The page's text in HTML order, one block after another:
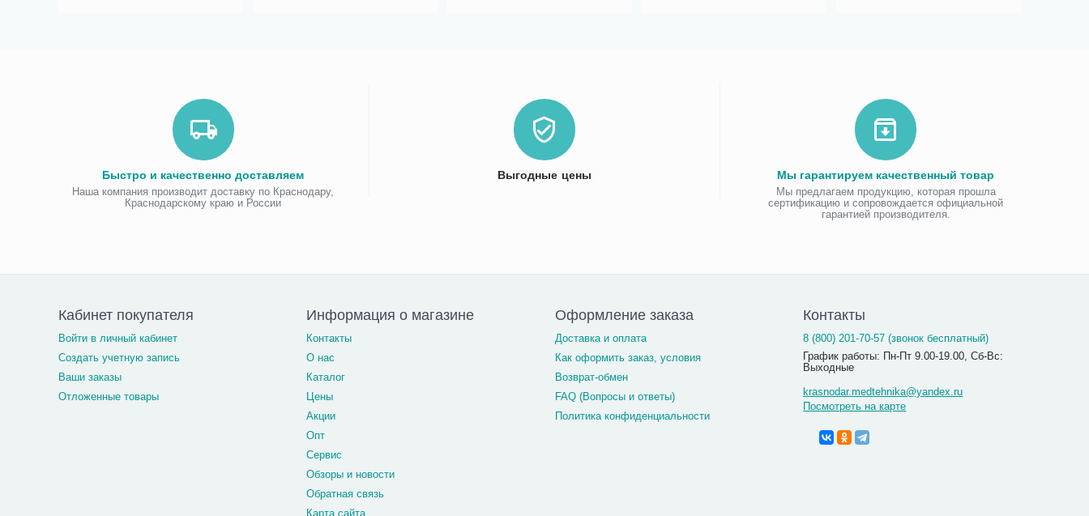
Быстро и качественно доставляем
Наша компания производит доставку по Краснодару,
Краснодарскому краю и России
Выгодные цены Мы гарантируем качественный товар
Мы предлагаем продукцию, которая прошла
сертификацию и сопровождается официальной
гарантией производителя.
Кабинет покупателя
Войти в личный кабинет
Создать учетную запись
Ваши заказы
Отложенные товары
Информация о магазине
Контакты
О нас
Каталог
Цены
Акции
Опт
Сервис
Обзоры и новости
Обратная связь
Карта сайта
Оформление заказа
Доставка и оплата
Как оформить заказ, условия
Возврат-обмен
FAQ (Вопросы и ответы)
Политика конфиденциальности
Контакты
8 (800) 201-70-57 (звонок бесплатный)
График работы: Пн-Пт 9.00-19.00, Сб-Вс:
Выходные
krasnodar.medtehnika@yandex.ru
Посмотреть на карте